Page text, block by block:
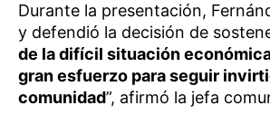
Durante la presentación,
y defendió la decisión de
de la difícil situación
gran esfuerzo para seguir
comunidad”, afirmó la jefa